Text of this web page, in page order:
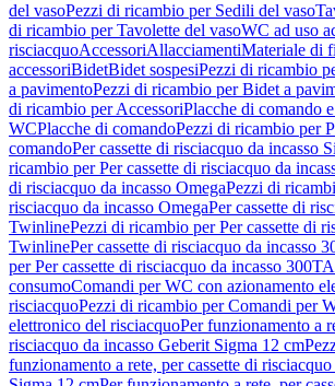
del vasoPezzi di ricambio per Sedili del vaso
di ricambio per Tavolette del vasoWC ad uso
risciacquoAccessoriAllacciamentiMateriale di
accessoriBidetBidet sospesiPezzi di ricambio
a pavimentoPezzi di ricambio per Bidet a
di ricambio per AccessoriPlacche di comando
WCPlacche di comandoPezzi di ricambio per
comandoPer cassette di risciacquo da incasso
ricambio per Per cassette di risciacquo da
di risciacquo da incasso OmegaPezzi di
risciacquo da incasso OmegaPer cassette di
TwinlinePezzi di ricambio per Per cassette di
TwinlinePer cassette di risciacquo da incasso
per Per cassette di risciacquo da incasso 300T
consumoComandi per WC con azionamento
risciacquoPezzi di ricambio per Comandi per
elettronico del risciacquoPer funzionamento a
risciacquo da incasso Geberit Sigma 12 cm
funzionamento a rete, per cassette di